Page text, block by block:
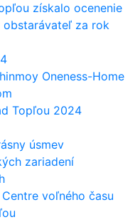
získalo ocenenie
obstarávateľ za rok
Oneness-Home
Topľou 2024
úsmev
zariadení
voľného času